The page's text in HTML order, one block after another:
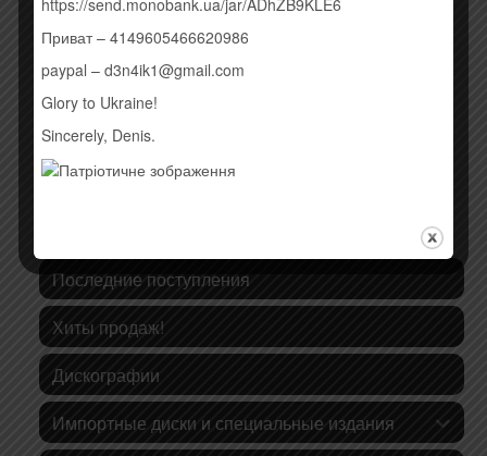
Временно нет
Последние поступления
Хиты продаж!
Дискографии
Импортные диски и специальные издания
https://send.monobank.ua/jar/ADhZB9KLE6
Приват – 4149605466620986
paypal – d3n4ik1@gmail.com
Glory to Ukraine!
Sincerely, Denis.